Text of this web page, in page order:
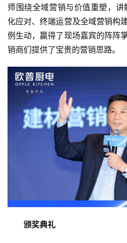
页
资
讯
商
业
消
登录
师围绕全域营销与价值重塑，
化应对、终端运营及全域营销构
例生动，赢得了现场嘉宾的阵阵
销商们提供了宝贵的营销思路。
颁奖典礼